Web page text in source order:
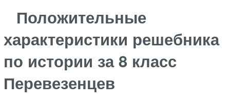
Положительные
характеристики решебника
по истории за 8 класс
Перевезенцев